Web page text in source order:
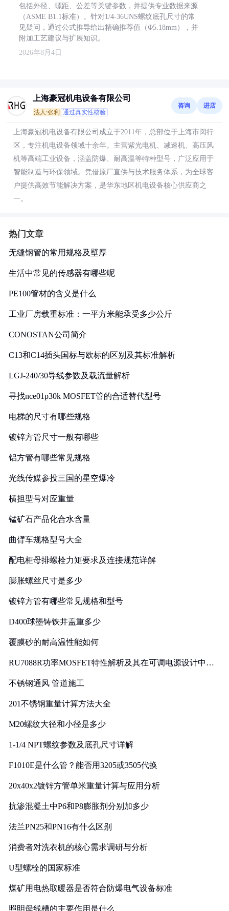
包括外径、螺距、公差等关键参数，并提供专业数据来源
（ASME B1.1标准）。针对1/4-36UNS螺纹底孔尺寸的常
见疑问，通过公式推导给出精确推荐值（Φ5.18mm），并
附加工艺建议与扩展知识。
2026年8月4日
上海豪冠机电设备有限公司
法人:张利 通过真实性核验
咨询 进店
上海豪冠机电设备有限公司成立于2011年，总部位于上海市闵行
区，专注机电设备领域十余年。主营紫光电机、减速机、高压风
机等高端工业设备，涵盖防爆、耐高温等特种型号，广泛应用于
智能制造与环保领域。凭借原厂直供与技术服务体系，为全球客
户提供高效节能解决方案，是华东地区机电设备核心供应商之
一。
热门文章
无缝钢管的常用规格及壁厚
生活中常见的传感器有哪些呢
PE100管材的含义是什么
工业厂房载重标准：一平方米能承受多少公斤
CONOSTAN公司简介
C13和C14插头国标与欧标的区别及其标准解析
LGJ-240/30导线参数及载流量解析
寻找nce01p30k MOSFET管的合适替代型号
电梯的尺寸有哪些规格
镀锌方管尺寸一般有哪些
铝方管有哪些常见规格
光线传媒参投三国的星空爆冷
横担型号对应重量
锰矿石产品化合水含量
曲臂车规格型号大全
配电柜母排螺栓力矩要求及连接规范详解
膨胀螺丝尺寸是多少
镀锌方管有哪些常见规格和型号
D400球墨铸铁井盖重多少
覆膜砂的耐高温性能如何
RU7088R功率MOSFET特性解析及其在可调电源设计中的
不锈钢通风 管道施工
201不锈钢重量计算方法大全
M20螺纹大径和小径是多少
1-1/4 NPT螺纹参数及底孔尺寸详解
F1010E是什么管？能否用3205或3505代换
20x40x2镀锌方管单米重量计算与应用分析
抗渗混凝土中P6和P8膨胀剂分别加多少
法兰PN25和PN16有什么区别
消费者对洗衣机的核心需求调研与分析
U型螺栓的国家标准
煤矿用电热取暖器是否符合防爆电气设备标准
照明母线槽的主要作用是什么